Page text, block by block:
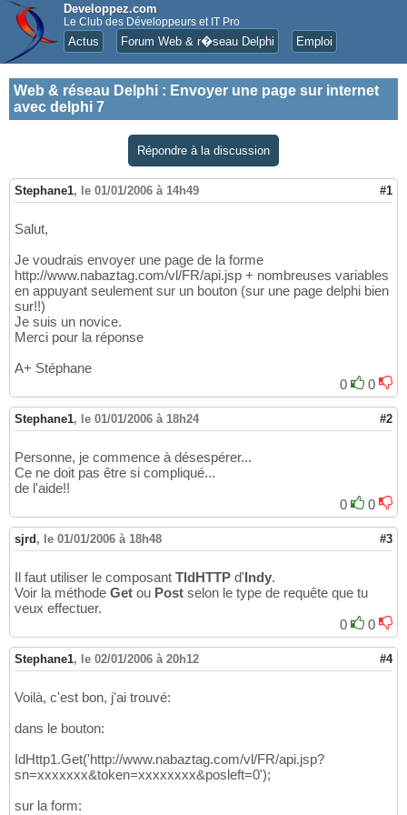
Developpez.com
Le Club des Développeurs et IT Pro
Actus Forum Web & r�seau Delphi Emploi
Web & réseau Delphi : Envoyer une page sur internet
avec delphi 7
Répondre à la discussion
Stephane1, le 01/01/2006 à 14h49 #1
Salut,
Je voudrais envoyer une page de la forme
http://www.nabaztag.com/vl/FR/api.jsp + nombreuses variables
en appuyant seulement sur un bouton (sur une page delphi bien
sur!!)
Je suis un novice.
Merci pour la réponse
A+ Stéphane
0
0
Stephane1, le 01/01/2006 à 18h24 #2
Personne, je commence à désespérer...
Ce ne doit pas être si compliqué...
de l'aide!!
0
0
sjrd , le 01/01/2006 à 18h48 #3
Il faut utiliser le composant TIdHTTP d'Indy.
Voir la méthode Get ou Post selon le type de requête que tu
veux effectuer.
0
0
Stephane1, le 02/01/2006 à 20h12 #4
Voilà, c'est bon, j'ai trouvé:
dans le bouton:
IdHttp1.Get('http://www.nabaztag.com/vl/FR/api.jsp?
sn=xxxxxxx&token=xxxxxxxx&posleft=0');
sur la form: